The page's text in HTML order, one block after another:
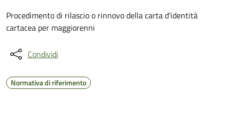
Procedimento di rilascio o rinnovo della carta d'identità
cartacea per maggiorenni
Condividi
Normativa di riferimento